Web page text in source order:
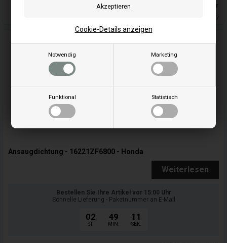
Notwendig Marketing
Funktional Statistisch
Cookie-Details anzeigen
Auf lager
Lieferung 5-7
Ansaugdichtung - 16221ZF6800 - Honda
Weiterlesen
Bestellen Sie Ihre Artikel vor 15:00 Uhr
Schnelle Lieferung - Paketnummer an E-Mail
02
ST.
49
MIN.
09
SEK.